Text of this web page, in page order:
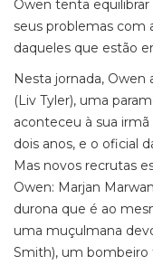
Owen tenta equilibrar
seus problemas com
daqueles que estão
Nesta jornada, Owen
(Liv Tyler), uma
aconteceu à sua
dois anos, e o oficial
Mas novos recrutas
Owen: Marjan
durona que é ao
uma muçulmana
Smith), um bombeiro